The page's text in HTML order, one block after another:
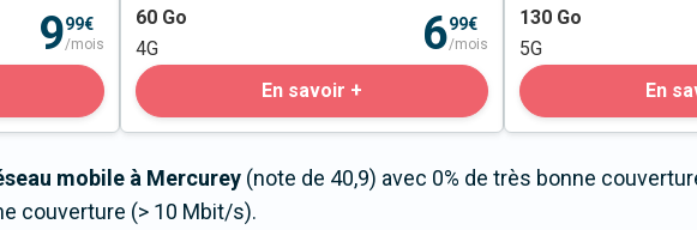
999€
/mois
60 Go
4G
699€
/mois
En savoir +
130 Go
5G
En
mobile à Mercurey (note de 40,9) avec 0% de très bonne
couverture (> 10 Mbit/s).